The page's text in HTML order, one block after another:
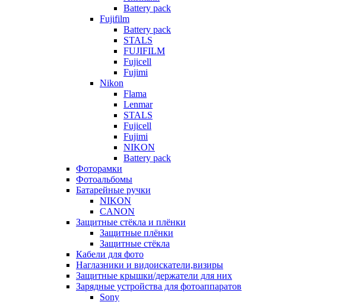
Battery pack
Fujifilm
Battery pack
STALS
FUJIFILM
Fujicell
Fujimi
Nikon
Flama
Lenmar
STALS
Fujicell
Fujimi
NIKON
Battery pack
Фоторамки
Фотоальбомы
Батарейные ручки
NIKON
CANON
Защитные стёкла и плёнки
Защитные плёнки
Защитные стёкла
Кабели для фото
Наглазники и видоискатели,визиры
Защитные крышки/держатели для них
Зарядные устройства для фотоаппаратов
Sony